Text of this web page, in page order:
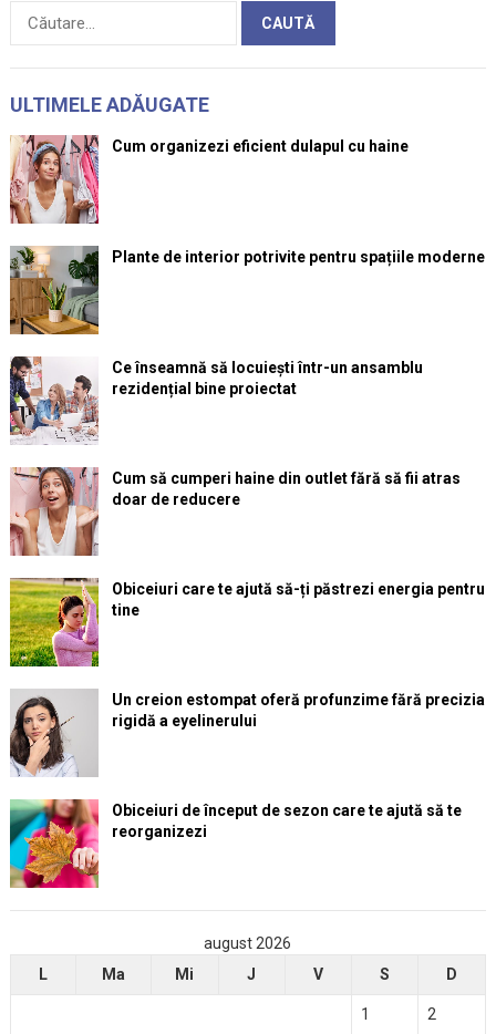
Caută
ULTIMELE ADĂUGATE
Cum organizezi eficient dulapul cu haine
Plante de interior potrivite pentru spațiile moderne
Ce înseamnă să locuiești într-un ansamblu
rezidențial bine proiectat
Cum să cumperi haine din outlet fără să fii atras
doar de reducere
Obiceiuri care te ajută să-ți păstrezi energia pentru
tine
Un creion estompat oferă profunzime fără precizia
rigidă a eyelinerului
Obiceiuri de început de sezon care te ajută să te
reorganizezi
august 2026
L
Ma Mi J V S D
1 2